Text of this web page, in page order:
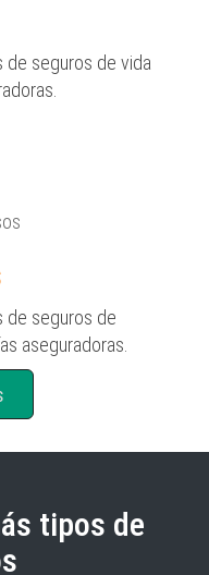
de seguros de vida
de seguros de
aseguradoras.
tipos de